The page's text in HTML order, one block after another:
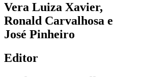
Vera Luiza Xavier,
Ronald Carvalhosa e
José Pinheiro
Editor